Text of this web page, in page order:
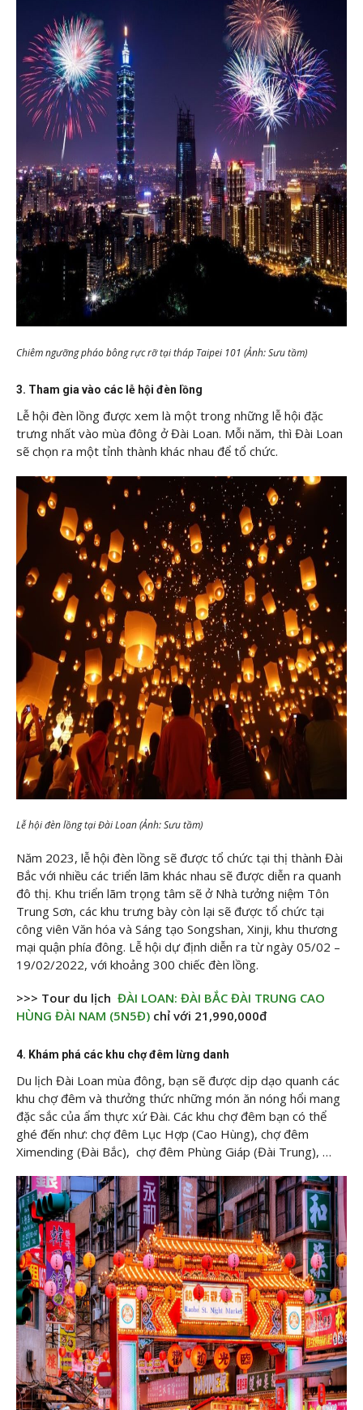
Chiêm ngưỡng pháo bông rực rỡ tại tháp Taipei 101 (Ảnh: Sưu tầm)
3. Tham gia vào các lễ hội đèn lồng
Lễ hội đèn lồng được xem là một trong những lễ hội đặc
trưng nhất vào mùa đông ở Đài Loan. Mỗi năm, thì Đài Loan
sẽ chọn ra một tỉnh thành khác nhau để tổ chức.
Lễ hội đèn lồng tại Đài Loan (Ảnh: Sưu tầm)
Năm 2023, lễ hội đèn lồng sẽ được tổ chức tại thị thành Đài
Bắc với nhiều các triển lãm khác nhau sẽ được diễn ra quanh
đô thị. Khu triển lãm trọng tâm sẽ ở Nhà tưởng niệm Tôn
Trung Sơn, các khu trưng bày còn lại sẽ được tổ chức tại
công viên Văn hóa và Sáng tạo Songshan, Xinji, khu thương
mại quận phía đông. Lễ hội dự định diễn ra từ ngày 05/02 –
19/02/2022, với khoảng 300 chiếc đèn lồng.
>>> Tour du lịch ĐÀI LOAN: ĐÀI BẮC ĐÀI TRUNG CAO
HÙNG ĐÀI NAM (5N5Đ) chỉ với 21,990,000đ
4. Khám phá các khu chợ đêm lừng danh
Du lịch Đài Loan mùa đông, bạn sẽ được dịp dạo quanh các
khu chợ đêm và thưởng thức những món ăn nóng hổi mang
đặc sắc của ẩm thực xứ Đài. Các khu chợ đêm bạn có thể
ghé đến như: chợ đêm Lục Hợp (Cao Hùng), chợ đêm
Ximending (Đài Bắc), chợ đêm Phùng Giáp (Đài Trung), …